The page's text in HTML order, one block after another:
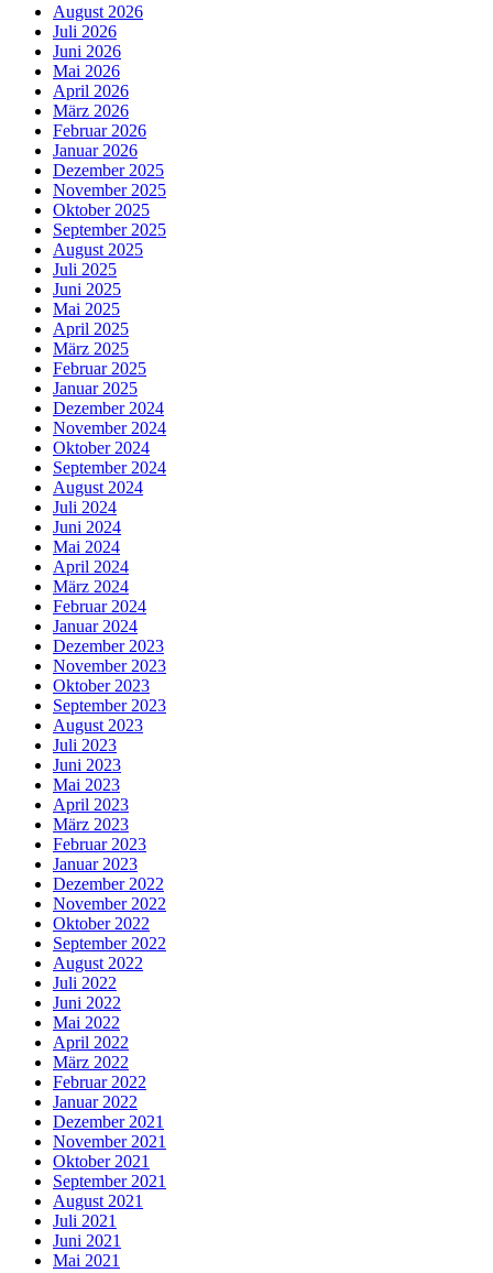
August 2026
Juli 2026
Juni 2026
Mai 2026
April 2026
März 2026
Februar 2026
Januar 2026
Dezember 2025
November 2025
Oktober 2025
September 2025
August 2025
Juli 2025
Juni 2025
Mai 2025
April 2025
März 2025
Februar 2025
Januar 2025
Dezember 2024
November 2024
Oktober 2024
September 2024
August 2024
Juli 2024
Juni 2024
Mai 2024
April 2024
März 2024
Februar 2024
Januar 2024
Dezember 2023
November 2023
Oktober 2023
September 2023
August 2023
Juli 2023
Juni 2023
Mai 2023
April 2023
März 2023
Februar 2023
Januar 2023
Dezember 2022
November 2022
Oktober 2022
September 2022
August 2022
Juli 2022
Juni 2022
Mai 2022
April 2022
März 2022
Februar 2022
Januar 2022
Dezember 2021
November 2021
Oktober 2021
September 2021
August 2021
Juli 2021
Juni 2021
Mai 2021